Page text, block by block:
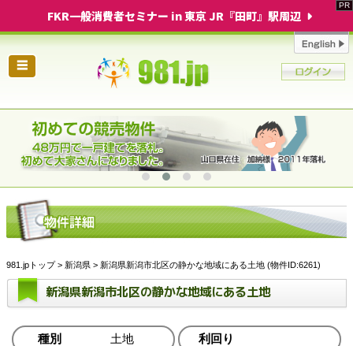
FKR一般消費者セミナー in 東京 JR『田町』駅周辺
☰
981.jpトップ> 新潟県 > 新潟県新潟市北区の静かな地域にある土地 (物件ID:6261)
新潟県新潟市北区の静かな地域にある土地
種別 土地 利回り